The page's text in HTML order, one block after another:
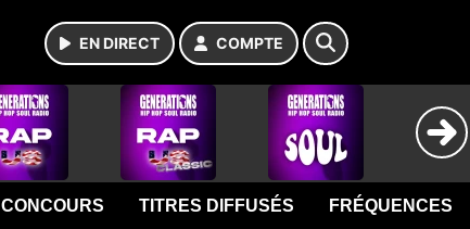
EN DIRECT COMPTE
CONCOURS TITRES DIFFUSÉS FRÉQUENCES